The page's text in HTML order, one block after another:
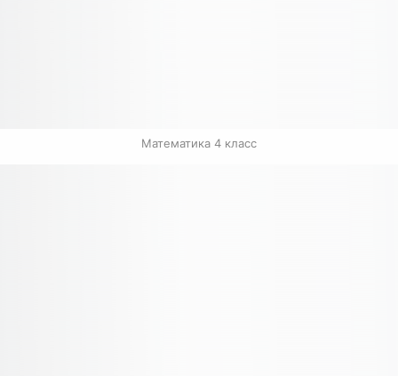
Математика 4 класс